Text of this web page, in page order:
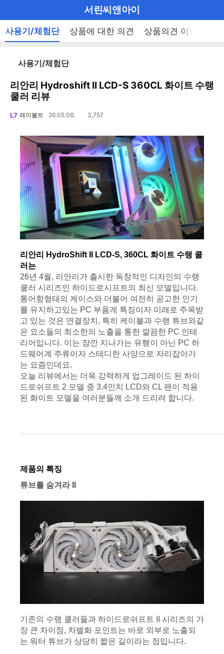
메
뉴
기
서린씨앤아이
브
랜
사용기/체험단 상품에 대한 의견 상품의견 이벤트
리
트
로
이
동
사용기/체험단
리안리 Hydroshift II LCD-S 360CL 화이트 수랭
쿨러 리뷰
L7 레이볼트 26.05.06. 3,757
리안리 HydroShift II LCD-S, 360CL 화이트 수랭 쿨
러는
26년 4월, 리안리가 출시한 독창적인 디자인의 수랭
쿨러 시리즈인 하이드로시프트의 최신 모델입니다.
통어항형태의 케이스와 더불어 여전히 공고한 인기
를 유지하고있는 PC 부품계 특징이자 미래로 주목받
고 있는 것은 연결장치, 특히 케이블과 수랭 튜브와같
은 요소들의 최소한의 노출을 통한 깔끔한 PC 인테
리어입니다. 이는 잠깐 지나가는 유행이 아닌 PC 하
드웨어계 주류이자 스테디한 사양으로 자리잡아가
는 요즘인데요.
오늘 리뷰에서는 더욱 강력하게 업그레이드 된 하이
드로쉬프트 2 모델 중 3.4인치 LCD와 CL 팬이 적용
된 화이트 모델을 여러분들께 소개 드리려 합니다.
제품의 특징
튜브를 숨겨라 II
기존의 수랭 쿨러들과 하이드로쉬프트 II 시리즈의 가
장 큰 차이점, 차별화 포인트는 바로 외부로 노출되
는 워터 튜브가 상당히 짧은 길이라는 점입니다.